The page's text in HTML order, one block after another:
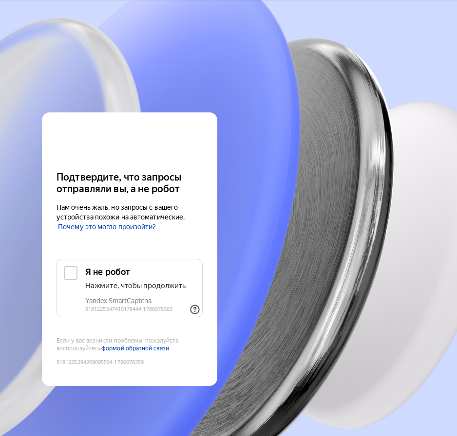
Подтвердите, что запросы
отправляли вы, а не робот
Нам очень жаль, но запросы с вашего
устройства похожи на автоматические.
Почему это могло произойти?
Если у вас возникли проблемы, пожалуйста,
воспользуйтесьформой обратной связи
9181225294209095504:1786078359